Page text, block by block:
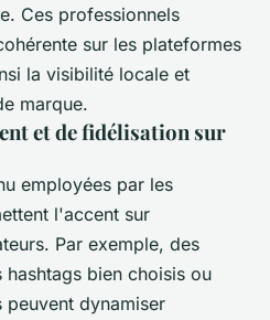
Ces professionnels
sur les plateformes
la visibilité locale et
marque.
et de fidélisation sur
employées par les
l'accent sur
Par exemple, des
bien choisis ou
dynamiser